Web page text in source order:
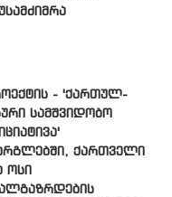
- 'ქართულ-
სამშვიდობო
ქართველი
ოსი